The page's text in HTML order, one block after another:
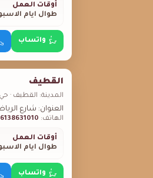
أوقات العمل
طوال ايام الاسبوع : 06:00 ص —
واتساب
القطيف
المدينة: القطيف ·
العنوان: شارع
الهاتف:
أوقات العمل
طوال ايام الاسبوع : 06:00 ص —
واتساب